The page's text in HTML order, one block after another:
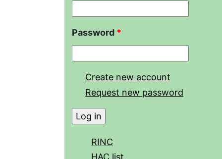
Password *
Create new account
Request new password
RINC
HAC list